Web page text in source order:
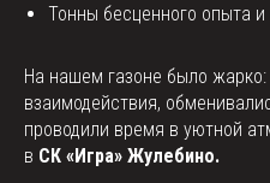
Тонны бесценного опыта и
На нашем газоне было
взаимодействия,
проводили время в уютной
в СК «Игра» Жулебино.